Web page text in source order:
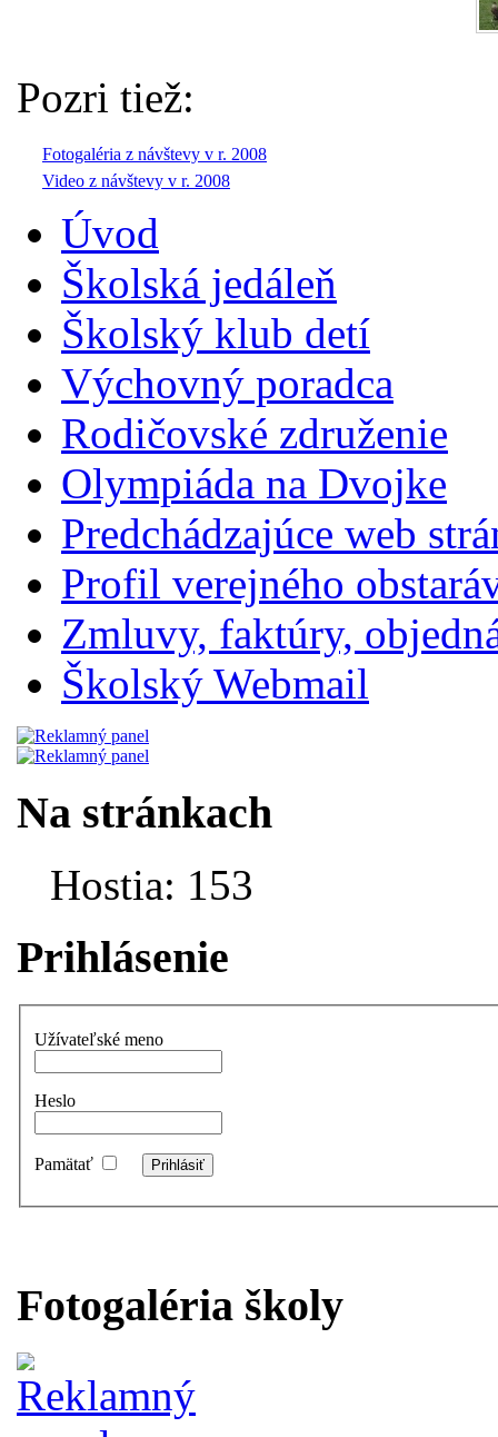
Pozri tiež:
Fotogaléria z návštevy v r. 2008
Video z návštevy v r. 2008
Úvod
Školská jedáleň
Školský klub detí
Výchovný poradca
Rodičovské združenie
Olympiáda na Dvojke
Predchádzajúce web
Profil verejného
Zmluvy, faktúry,
Školský Webmail
Na stránkach
Hostia: 153
Prihlásenie
Užívateľské meno
Heslo
Pamätať
Fotogaléria školy